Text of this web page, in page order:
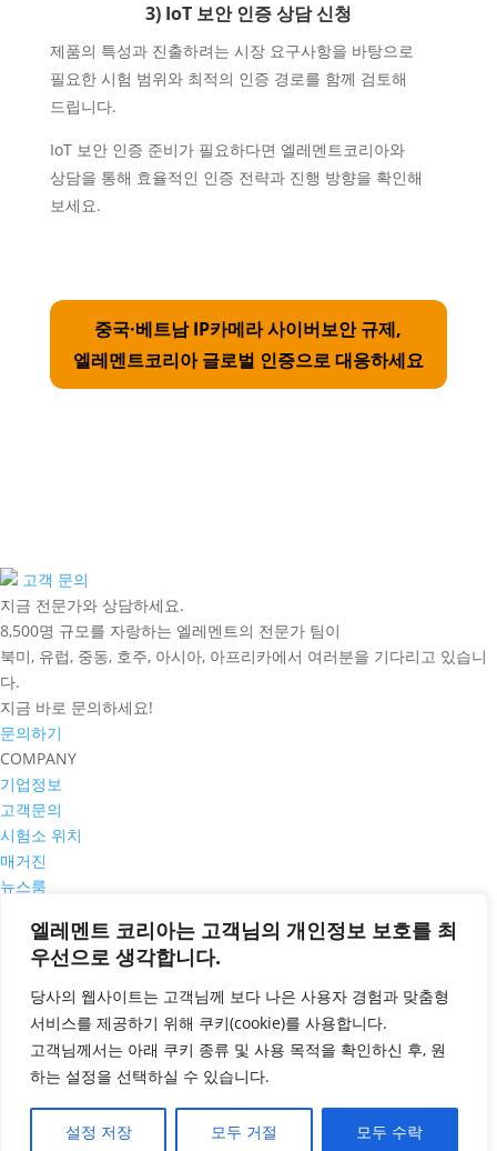
엘레멘트 코리아는 고객님의 개인정보 보호를 최
우선으로 생각합니다.
당사의 웹사이트는 고객님께 보다 나은 사용자 경험과 맞춤형
서비스를 제공하기 위해 쿠키(cookie)를 사용합니다.
고객님께서는 아래 쿠키 종류 및 사용 목적을 확인하신 후, 원
하는 설정을 선택하실 수 있습니다.
설정 저장 모두 거절 모두 수락
3) IoT 보안 인증 상담 신청
제품의 특성과 진출하려는 시장 요구사항을 바탕으로
필요한 시험 범위와 최적의 인증 경로를 함께 검토해
드립니다.
IoT 보안 인증 준비가 필요하다면 엘레멘트코리아와
상담을 통해 효율적인 인증 전략과 진행 방향을 확인해
보세요.
중국·베트남 IP카메라 사이버보안 규제,
엘레멘트코리아 글로벌 인증으로 대응하세요
고객 문의
지금 전문가와 상담하세요.
8,500명 규모를 자랑하는 엘레멘트의 전문가 팀이
북미, 유럽, 중동, 호주, 아시아, 아프리카에서 여러분을 기다리고 있습니
다.
지금 바로 문의하세요!
문의하기
COMPANY
기업정보
고객문의
시험소 위치
매거진
뉴스룸
쿠키정책
개인정보 취급방침
서비스 일반 약관
공평성 선언
CONTACT
고객문의 바로가기